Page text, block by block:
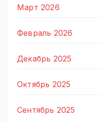
Март 2026
Февраль 2026
Декабрь 2025
Октябрь 2025
Сентябрь 2025